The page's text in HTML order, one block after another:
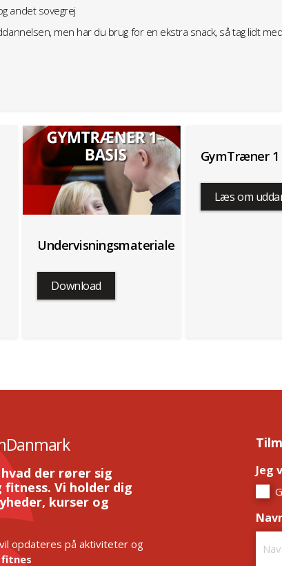
andet sovegrej
men har du brug for en ekstra snack, så tag lidt med
Undervisningsmateriale
Download
GymTræner 1
Læs om
der rører sig
Vi holder dig
kurser og
opdateres på aktiviteter og
Jeg